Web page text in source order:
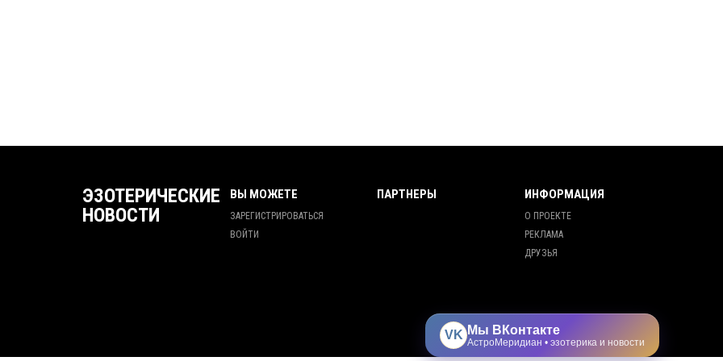
ЭЗОТЕРИЧЕСКИЕ
НОВОСТИ
ВЫ МОЖЕТЕ
ЗАРЕГИСТРИРОВАТЬСЯ
ВОЙТИ
ПАРТНЕРЫ ИНФОРМАЦИЯ
О ПРОЕКТЕ
РЕКЛАМА
ДРУЗЬЯ
VK Мы ВКонтакте
АстроМеридиан • эзотерика и новости